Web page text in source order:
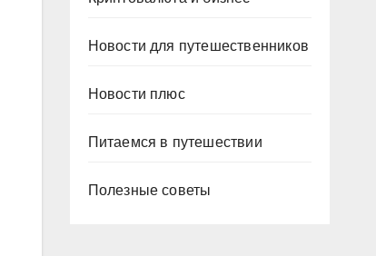
Новости для путешественников
Новости плюс
Питаемся в путешествии
Полезные советы